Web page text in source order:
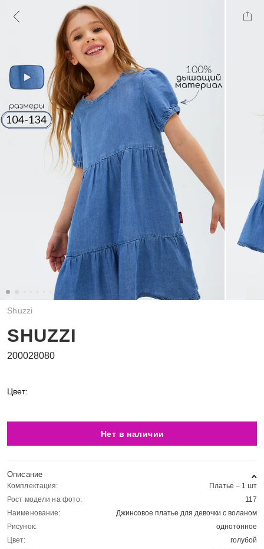
Shuzzi
SHUZZI
200028080
Цвет:
Нет в наличии
Описание
Комплектация:
Платье – 1 шт
Рост модели на фото:
117
Наименование:
Джинсовое платье для девочки с воланом
Рисунок:
однотонное
Цвет:
голубой